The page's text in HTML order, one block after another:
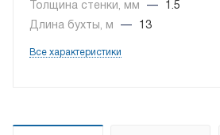
Толщина стенки, мм
—
1.5
Длина бухты, м
— 13
Все характеристики